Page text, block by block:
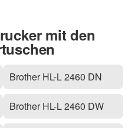
mit den
Brother HL-L 2460 DN
Brother HL-L 2460 DW